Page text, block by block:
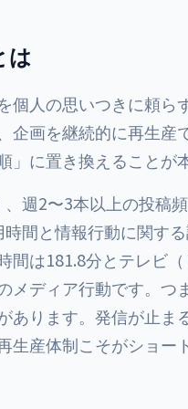
は
個人の思いつきに頼ら
企画を継続的に再生産
に置き換えることが
週2〜3本以上の投稿
間と情報行動に関す
間は181.8分とテレビ
メディア行動です。つ
あります。発信が止ま
産体制こそがショー